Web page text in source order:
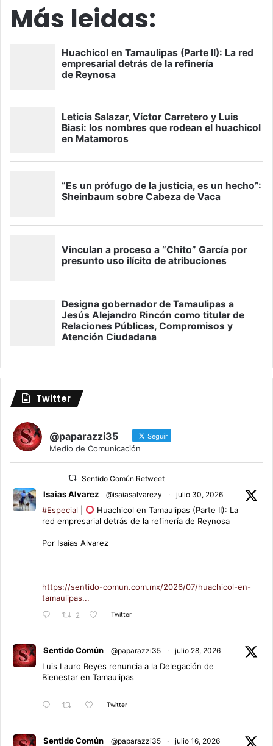
Más leidas:
Twitter
@paparazzi35 Seguir
Medio de Comunicación
Sentido Común Retweet
Isaias Alvarez @isaiasalvarezy · julio 30, 2026
#Especial
Huachicol en Tamaulipas (Parte II): La
red empresarial detrás de la refinería de Reynosa
Por Isaias Alvarez
https://sentido-comun.com.mx/2026/07/huachicol-en-
tamaulipas...
2 Twitter
Sentido Común @paparazzi35 · julio 28, 2026
Luis Lauro Reyes renuncia a la Delegación de
Bienestar en Tamaulipas
Twitter
Sentido Común @paparazzi35 · julio 16, 2026